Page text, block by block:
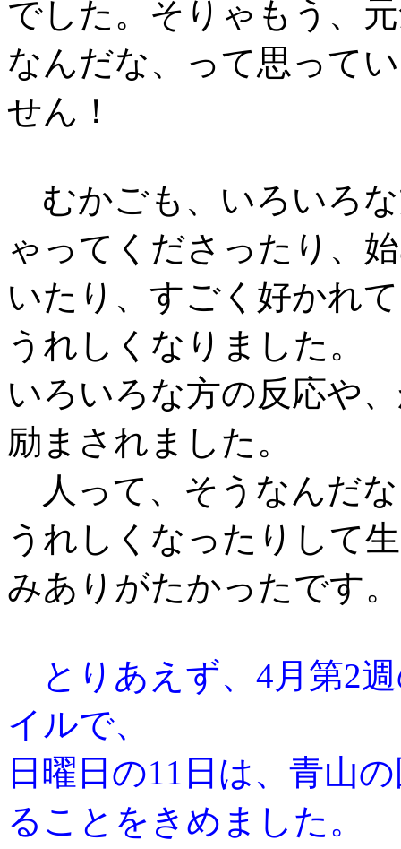
でした。そりゃもう、
なんだな、って思って
せん！
むかごも、いろいろ
ゃってくださったり、
いたり、すごく好かれ
うれしくなりました。
いろいろな方の反応や
励まされました。
人って、そうなんだ
うれしくなったりして
みありがたかったです。
とりあえず、 4月第2
イルで、
日曜日の11 日は、青山
ることをきめました。